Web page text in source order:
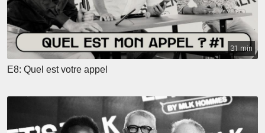
31 min
E8: Quel est votre appel